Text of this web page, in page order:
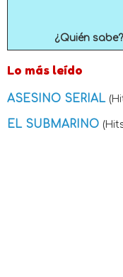
¿Quién
Lo más leído
ASESINO SERIAL
EL SUBMARINO